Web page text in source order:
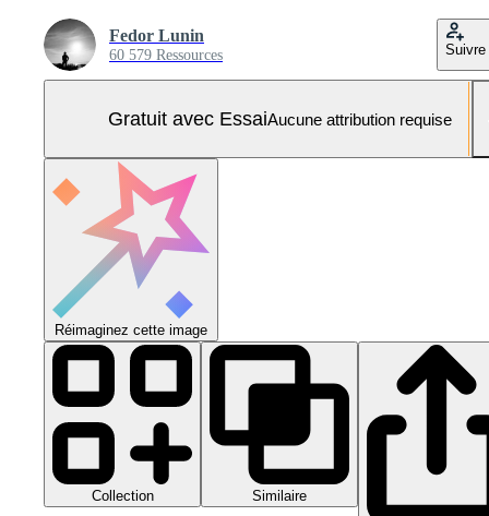
Fedor Lunin
60 579 Ressources Suivre
Gratuit avec EssaiAucune attribution requise
Réimaginez cette image
Collection Similaire